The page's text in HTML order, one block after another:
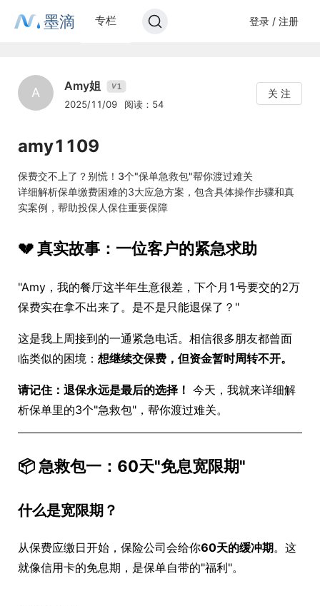
墨滴 专栏 登录 / 注册
A Amy姐 V1
2025/11/09 阅读：54
关 注
amy1109
保费交不上了？别慌！3个"保单急救包"帮你渡过难关
详细解析保单缴费困难的3大应急方案，包含具体操作步骤和真
实案例，帮助投保人保住重要保障
💔 真实故事：一位客户的紧急求助
"Amy，我的餐厅这半年生意很差，下个月1号要交的2万
保费实在拿不出来了。是不是只能退保了？"
这是我上周接到的一通紧急电话。相信很多朋友都曾面
临类似的困境： 想继续交保费，但资金暂时周转不开。
请记住：退保永远是最后的选择！ 今天，我就来详细解
析保单里的3个"急救包"，帮你渡过难关。
📦 急救包一：60天"免息宽限期"
什么是宽限期？
从保费应缴日开始，保险公司会给你60天的缓冲期。这
就像信用卡的免息期，是保单自带的"福利"。